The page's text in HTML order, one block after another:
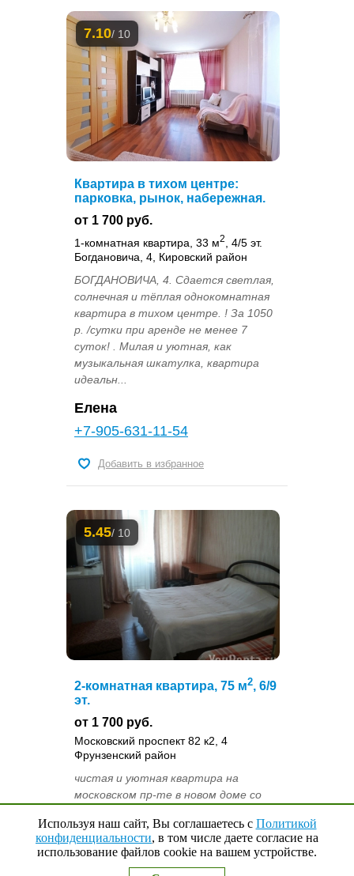
7.10/ 10
Квартира в тихом центре:
парковка, рынок, набережная.
от 1 700 руб.
1-комнатная квартира, 33 м2
, 4/5 эт.
Богдановича, 4, Кировский район
БОГДАНОВИЧА, 4. Сдается светлая,
солнечная и тёплая однокомнатная
квартира в тихом центре. ! За 1050
р. /сутки при аренде не менее 7
суток! . Милая и уютная, как
музыкальная шкатулка, квартира
идеальн...
Елена
+7-905-631-11-54
Добавить в избранное
5.45/ 10
2-комнатная квартира, 75 м2, 6/9
эт.
от 1 700 руб.
Московский проспект 82 к2, 4
Фрунзенский район
чистая и уютная квартира на
московском пр-те в новом доме со
необходимое для комфортного
проживания. рядом автовокзал жд.
вокзал "Московский"ТЦ Фараон ,
Используя наш сайт, Вы соглашаетесь с Политикой
конфиденциальности, в том числе даете согласие на
использование файлов cookie на вашем устройстве.
Выбранные квартиры 0 Наверх